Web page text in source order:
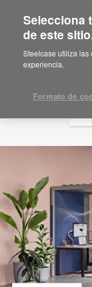
Selecciona
de este
Steelcase utiliza
experiencia.
Formato de